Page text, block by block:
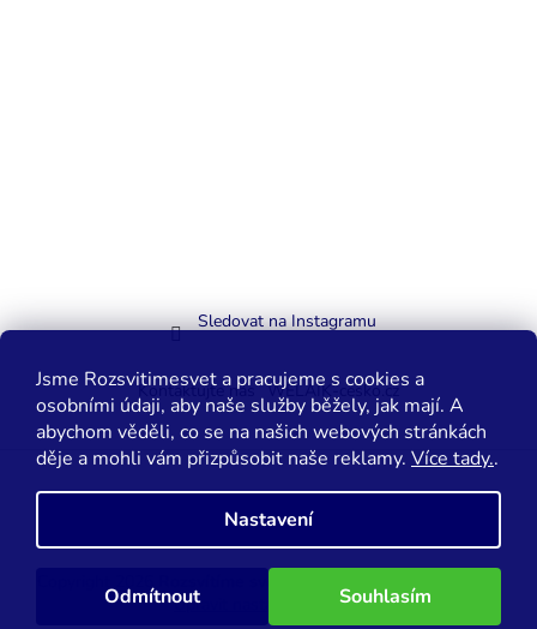
Jsme Rozsvitimesvet a pracujeme s cookies a
osobními údaji, aby naše služby běžely, jak mají. A
abychom věděli, co se na našich webových stránkách
děje a mohli vám přizpůsobit naše reklamy. Více tady..
Nastavení
Odmítnout Souhlasím
Sledovat na Instagramu
Kontaktujte nás WELAIK-cesko.cz
Vytvořil Shoptet
Copyright 2026
. Všechna práva vyhrazena.
Upravit nastavení cookies